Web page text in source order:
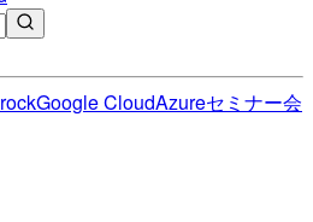
Google CloudAzureセミナー会